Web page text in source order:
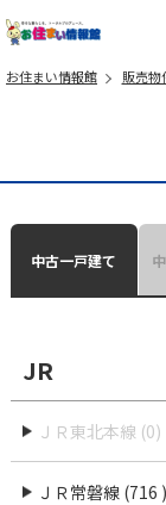
お住まい情報館 販売物
中古一戸建て
JR
ＪＲ東北本線 (0)
ＪＲ常磐線 (716 )